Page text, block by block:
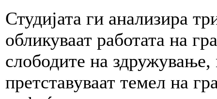
Студијата ги анализира
обликуваат работата на
слободите на
претставуваат темел на